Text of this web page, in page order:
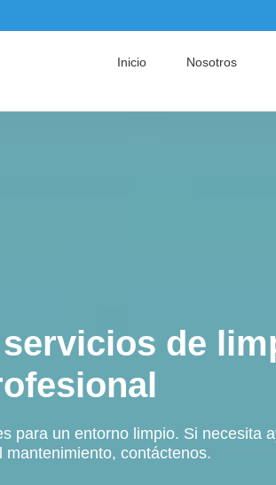
Inicio Nosotros
in the
eiusmod